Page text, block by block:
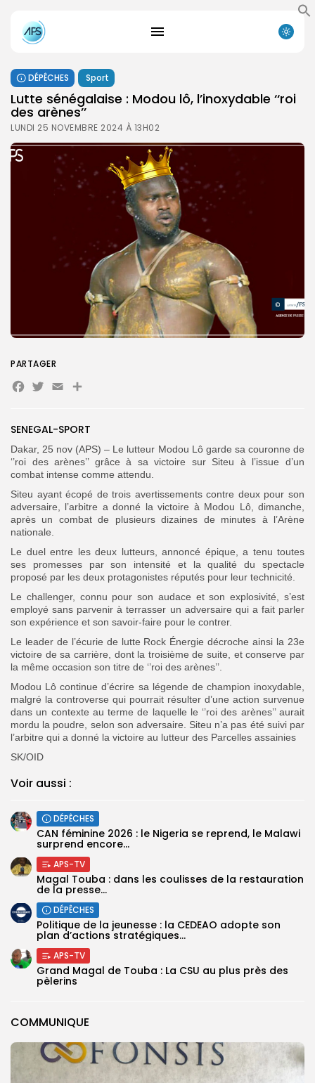
FR
DÉPÊCHES Sport
Lutte sénégalaise : Modou lô, l’inoxydable ‘‘roi
des arènes’’
LUNDI 25 NOVEMBRE 2024 À 13H02
COMMUNIQUE
SENEGAL-SPORT
Dakar, 25 nov (APS) – Le lutteur Modou Lô garde sa couronne de
‘’roi des arènes’’ grâce à sa victoire sur Siteu à l’issue d’un
combat intense comme attendu.
Siteu ayant écopé de trois avertissements contre deux pour son
adversaire, l’arbitre a donné la victoire à Modou Lô, dimanche,
après un combat de plusieurs dizaines de minutes à l’Arène
nationale.
Le duel entre les deux lutteurs, annoncé épique, a tenu toutes
ses promesses par son intensité et la qualité du spectacle
proposé par les deux protagonistes réputés pour leur technicité.
Le challenger, connu pour son audace et son explosivité, s’est
employé sans parvenir à terrasser un adversaire qui a fait parler
son expérience et son savoir-faire pour le contrer.
Le leader de l’écurie de lutte Rock Énergie décroche ainsi la 23e
victoire de sa carrière, dont la troisième de suite, et conserve par
la même occasion son titre de ‘’roi des arènes’’.
Modou Lô continue d’écrire sa légende de champion inoxydable,
malgré la controverse qui pourrait résulter d’une action survenue
dans un contexte au terme de laquelle le ‘’roi des arènes’’ aurait
mordu la poudre, selon son adversaire. Siteu n’a pas été suivi par
l’arbitre qui a donné la victoire au lutteur des Parcelles assainies
SK/OID
Voir aussi :
DÉPÊCHES
‎CAN féminine 2026 : le Nigeria se reprend, le Malawi
surprend encore...
APS-TV
Magal Touba : dans les coulisses de la restauration
de la presse...
DÉPÊCHES
Politique de la jeunesse : la CEDEAO adopte son
plan d’actions stratégiques...
APS-TV
Grand Magal de Touba : La CSU au plus près des
pèlerins
PARTAGER
Facebook
Twitter
Email